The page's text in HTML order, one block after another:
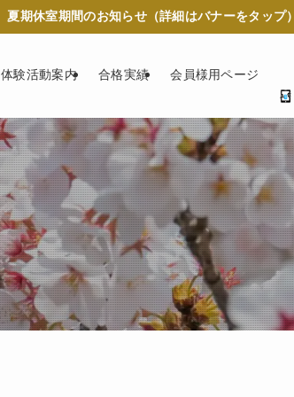
夏期休室期間のお知らせ（詳細はバナーをタップ）
体験活動案内 合格実績 会員様用ページ